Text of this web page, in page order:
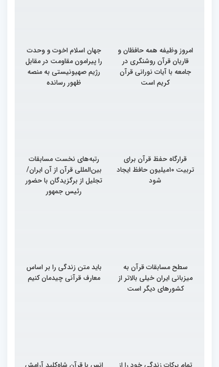
امروز وظیفه همه حافظان و
قاریان قرآن روشنگری در
جامعه با آیات نورانی قرآن
کریم است
جهان اسلام اخوت و وحدت
را پیرامون مقاومت در مقابل
رژیم صهیونیستی به منصه
ظهور رسانده
قرارگاه حفظ قرآن برای
تربیت ۱۰میلیون حافظ ایجاد
شود
رتبه‌های نخست مسابقات
بین‌المللی قرآن از آن ایران/
تجلیل از برگزیدگان با حضور
رئیس جمهور
سطح مسابقات قرآن به
میزبانی ایران خیلی بالاتر از
کشورهای دیگر است
باید متن زندگی را بر اساس
معارف قرآنی چیدمان کنیم